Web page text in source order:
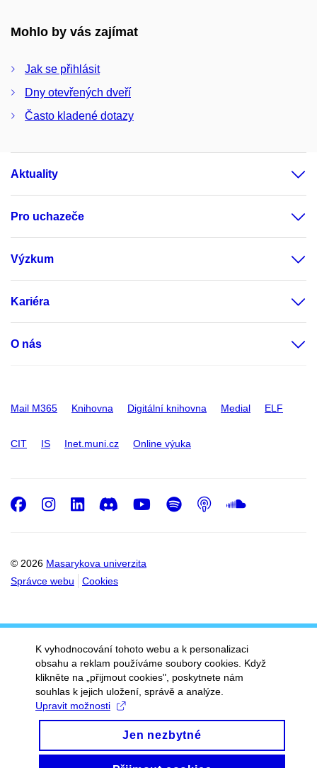
Mohlo by vás zajímat
Jak se přihlásit
Dny otevřených dveří
Často kladené dotazy
Aktuality
Pro uchazeče
Výzkum
Kariéra
O nás
Mail M365 Knihovna Digitální knihovna Medial ELF
CIT IS Inet.muni.cz Online výuka
© 2026 Masarykova univerzita
Správce webu
Cookies
Facebook
Instagram
LinkedIn
DiscordYoutube
Spotify
Podcast
K vyhodnocování tohoto webu a k personalizaci
obsahu a reklam používáme soubory cookies. Když
klikněte na „přijmout cookies", poskytnete nám
souhlas k jejich uložení, správě a analýze.
Upravit možnosti
Jen nezbytné